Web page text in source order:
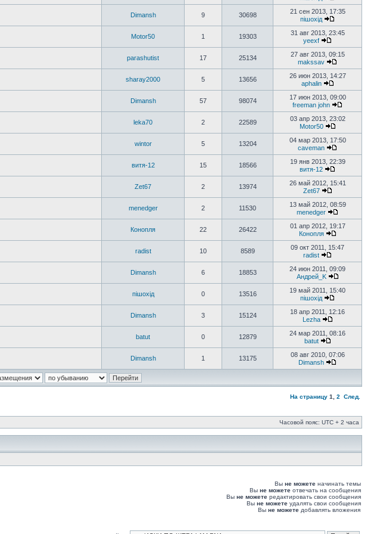
Dimansh 9 30698
21 сен 2013, 17:35
пішохід
Motor50 1 19303
31 авг 2013, 23:45
yeexf
parashutist 17 25134
27 авг 2013, 09:15
makssav
sharay2000 5 13656
26 июн 2013, 14:27
aphalin
Dimansh 57 98074
17 июн 2013, 09:00
freeman john
leka70 2 22589
03 апр 2013, 23:02
Motor50
wintor 5 13204
04 мар 2013, 17:50
caveman
витя-12 15 18566
19 янв 2013, 22:39
витя-12
Zet67 2 13974
26 май 2012, 15:41
Zet67
menedger 2 11530
13 май 2012, 08:59
menedger
Конопля 22 26422
01 апр 2012, 19:17
Конопля
radist 10 8589
09 окт 2011, 15:47
radist
Dimansh 6 18853
24 июн 2011, 09:09
Андрей_K
пішохід 0 13516
19 май 2011, 15:40
пішохід
Dimansh 3 15124
18 апр 2011, 12:16
Lezha
batut 0 12879
24 мар 2011, 08:16
batut
Dimansh 1 13175
08 авг 2010, 07:06
Dimansh
На страницу 1 2 След.
Часовой пояс: UTC + 2 часа
Вы не можете начинать темы
Вы не можете отвечать на сообщения
Вы не можете редактировать свои сообщения
Вы не можете удалять свои сообщения
Вы не можете добавлять вложения